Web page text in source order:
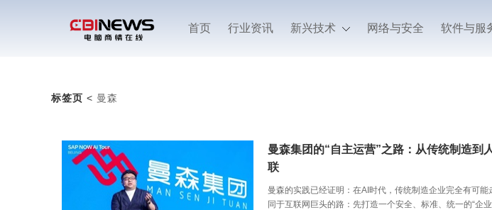
首页 行业资讯 新兴技术 网络与安全 软件与服
标签页 < 曼森
曼森集团的“自主运营”之路：从传统制造到
联
曼森的实践已经证明：在AI时代，传统制造企业完全有可能
同于互联网巨头的路：先打造一个安全、标准、统一的“企